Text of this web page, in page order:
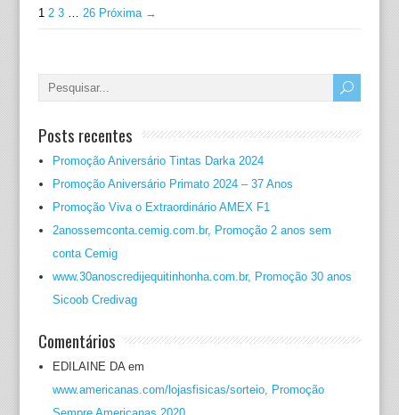
1 2 3 … 26 Próxima →
Posts recentes
Promoção Aniversário Tintas Darka 2024
Promoção Aniversário Primato 2024 – 37 Anos
Promoção Viva o Extraordinário AMEX F1
2anossemconta.cemig.com.br, Promoção 2 anos sem
conta Cemig
www.30anoscredijequitinhonha.com.br, Promoção 30 anos
Sicoob Credivag
Comentários
EDILAINE DAem
www.americanas.com/lojasfisicas/sorteio, Promoção